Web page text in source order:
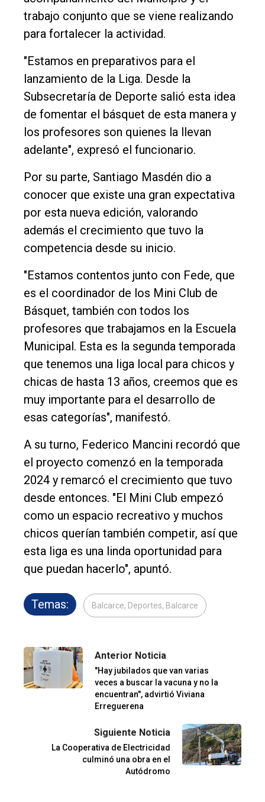
trabajo conjunto que se viene realizando
para fortalecer la actividad.
"Estamos en preparativos para el
lanzamiento de la Liga. Desde la
Subsecretaría de Deporte salió esta idea
de fomentar el básquet de esta manera y
los profesores son quienes la llevan
adelante", expresó el funcionario.
Por su parte, Santiago Masdén dio a
conocer que existe una gran expectativa
por esta nueva edición, valorando
además el crecimiento que tuvo la
competencia desde su inicio.
"Estamos contentos junto con Fede, que
es el coordinador de los Mini Club de
Básquet, también con todos los
profesores que trabajamos en la Escuela
Municipal. Esta es la segunda temporada
que tenemos una liga local para chicos y
chicas de hasta 13 años, creemos que es
muy importante para el desarrollo de
esas categorías", manifestó.
A su turno, Federico Mancini recordó que
el proyecto comenzó en la temporada
2024 y remarcó el crecimiento que tuvo
desde entonces. "El Mini Club empezó
como un espacio recreativo y muchos
chicos querían también competir, así que
esta liga es una linda oportunidad para
que puedan hacerlo", apuntó.
Temas: Balcarce, Deportes, Balcarce
Anterior Noticia
"Hay jubilados que van varias
veces a buscar la vacuna y no la
encuentran", advirtió Viviana
Erreguerena
Siguiente Noticia
La Cooperativa de Electricidad
culminó una obra en el
Autódromo